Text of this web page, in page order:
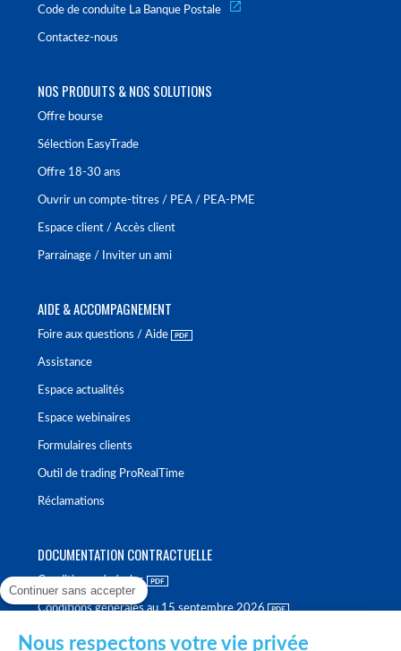
Code de conduite La Banque Postale
Contactez-nous
NOS PRODUITS & NOS SOLUTIONS
Offre bourse
Sélection EasyTrade
Offre 18-30 ans
Ouvrir un compte-titres / PEA / PEA-PME
Espace client / Accès client
Parrainage / Inviter un ami
AIDE & ACCOMPAGNEMENT
Foire aux questions / Aide
Assistance
Espace actualités
Espace webinaires
Formulaires clients
Outil de trading ProRealTime
Réclamations
DOCUMENTATION CONTRACTUELLE
Conditions générales
Conditions générales au 15 septembre 2026
Continuer sans accepter
Nous respectons votre vie privée